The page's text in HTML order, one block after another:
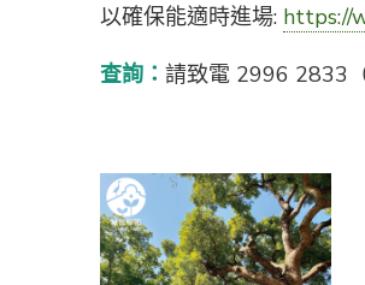
以確保能適時進場: https://
查詢： 請致電 2996 2833